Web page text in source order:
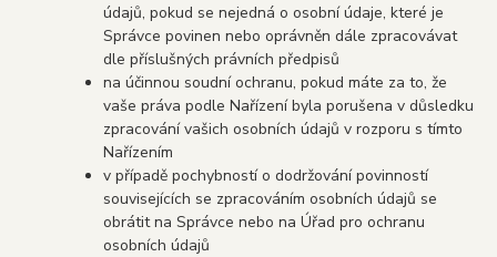
údajů, pokud se nejedná o osobní údaje, které je
Správce povinen nebo oprávněn dále zpracovávat
dle příslušných právních předpisů
na účinnou soudní ochranu, pokud máte za to, že
vaše práva podle Nařízení byla porušena v důsledku
zpracování vašich osobních údajů v rozporu s tímto
Nařízením
v případě pochybností o dodržování povinností
souvisejících se zpracováním osobních údajů se
obrátit na Správce nebo na Úřad pro ochranu
osobních údajů